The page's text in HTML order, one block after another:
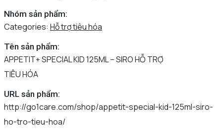
Nhóm sản phẩm:
Categories: Hỗ trợ tiêu hóa
Tên sản phẩm:
APPETIT+ SPECIAL KID 125ML – SIRO HỖ TRỢ
TIÊU HÓA
URL sản phẩm:
http://go1care.com/shop/appetit-special-kid-125ml-siro-
ho-tro-tieu-hoa/